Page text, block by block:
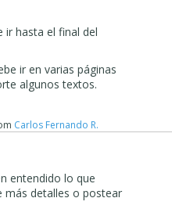
ir hasta el final del
ir en varias páginas
algunos textos.
Carlos Fernando R.
entendido lo que
más detalles o postear